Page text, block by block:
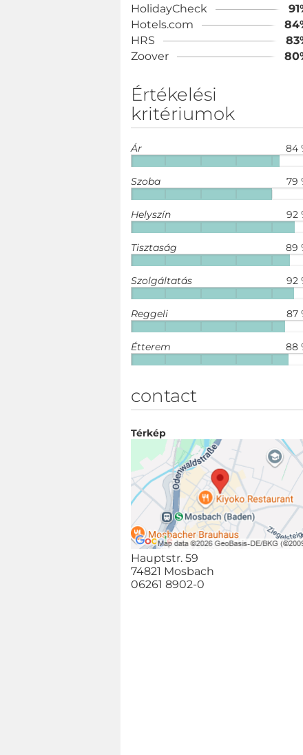
HolidayCheck
Hotels.com
HRS
Zoover
Értékelési
kritériumok
84
Ár
79
Szoba
92
Helyszín
89
Tisztaság
92
Szolgáltatás
87
Reggeli
88
Étterem
contact
Térkép
Hauptstr. 59
74821 Mosbach
06261 8902-0